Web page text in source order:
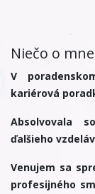
Niečo o
V
kariérová
Absolvovala
ďalšieho
Venujem sa
profesijného